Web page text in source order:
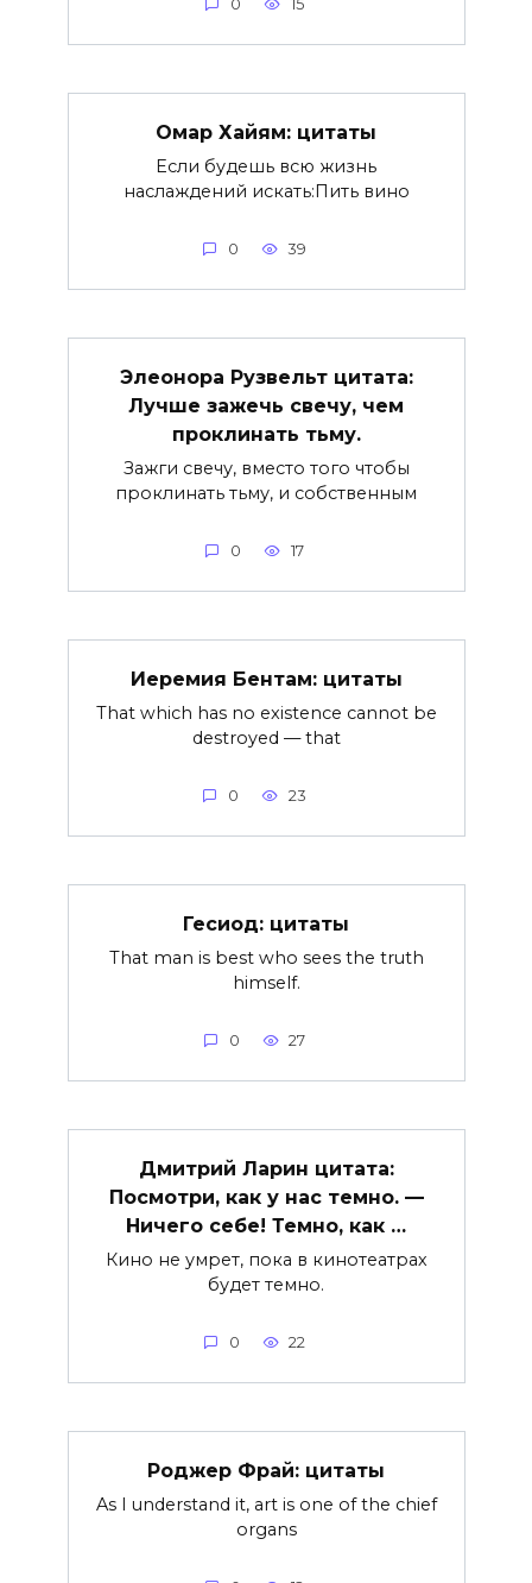
0 15
Омар Хайям: цитаты
Если будешь всю жизнь
наслаждений искать:Пить вино
0 39
Элеонора Рузвельт цитата:
Лучше зажечь свечу, чем
проклинать тьму.
Зажги свечу, вместо того чтобы
проклинать тьму, и собственным
0 17
Иеремия Бентам: цитаты
That which has no existence cannot be
destroyed — that
0 23
Гесиод: цитаты
That man is best who sees the truth
himself.
0 27
Дмитрий Ларин цитата:
Посмотри, как у нас темно. —
Ничего себе! Темно, как …
Кино не умрет, пока в кинотеатрах
будет темно.
0 22
Роджер Фрай: цитаты
As I understand it, art is one of the chief
organs